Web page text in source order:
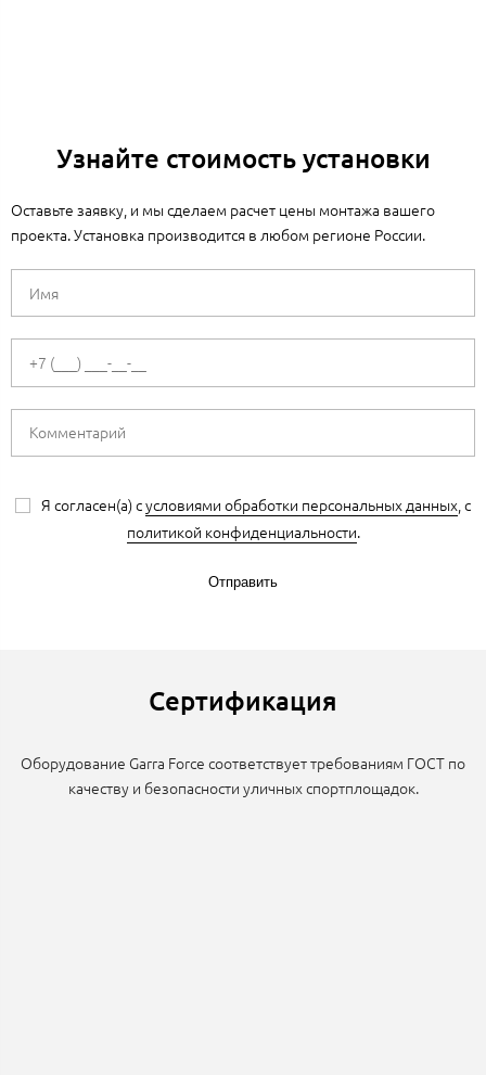
Узнайте стоимость установки
Оставьте заявку, и мы сделаем расчет цены монтажа вашего
проекта. Установка производится в любом регионе России.
Я согласен(а) сусловиями обработки персональных данных , с
политикой конфиденциальности.
Отправить
Сертификация
Оборудование Garra Force соответствует требованиям ГОСТ по
качеству и безопасности уличных спортплощадок.